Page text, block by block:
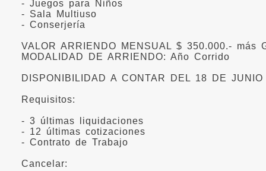
- Juegos para Niños
- Sala Multiuso
- Conserjería
VALOR ARRIENDO MENSUAL $ 350.000.- más
MODALIDAD DE ARRIENDO: Año Corrido
DISPONIBILIDAD A CONTAR DEL 18 DE JUNIO
Requisitos:
- 3 últimas liquidaciones
- 12 últimas cotizaciones
- Contrato de Trabajo
Cancelar: